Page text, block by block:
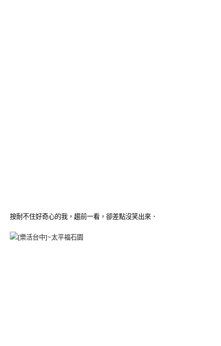
按耐不住好奇心的我，趨前一看，卻差點沒笑出來．